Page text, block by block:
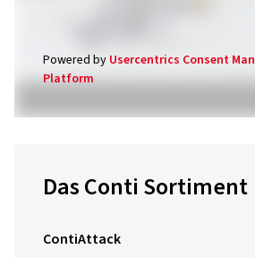
Powered by Usercentrics Consent
Platform
Das Conti Sortiment
ContiAttack